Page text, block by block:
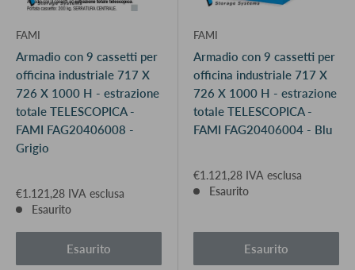
FAMI
Armadio con 9 cassetti per
officina industriale 717 X
726 X 1000 H - estrazione
totale TELESCOPICA -
FAMI FAG20406008 -
Grigio
€1.121,28 IVA esclusa
Esaurito
Esaurito
FAMI
Armadio con 9 cassetti per
officina industriale 717 X
726 X 1000 H - estrazione
totale TELESCOPICA -
FAMI FAG20406004 - Blu
€1.121,28 IVA esclusa
Esaurito
Esaurito